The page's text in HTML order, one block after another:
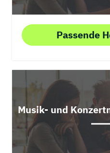
Passende
Musik- und